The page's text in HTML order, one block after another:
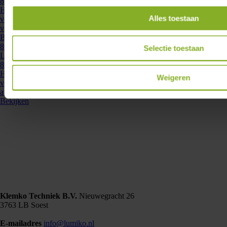
Alles toestaan
Selectie toestaan
Weigeren
Het Lumiko afdekraam duo inclusief knoppen is speciaal ontworpen
voor de Lumiko duo-dimmer en Zigbee duo-dimmer. Dit afdekraam is
volledig compatibel met de Jung ...
Bekijken
891210
Lumiko afdekking voor de duo led dimmer Peha RAL9010 wit |
891210
Het Lumiko afdekraam duo inclusief knoppen is speciaal ontworpen
voor gebruik met de Lumiko duo-dimmer en Zigbee duo-dimmer. Dit
afdekraam is volledig compatibel ...
Bekijken
Klemko Techniek B.V. Nieuwegracht 26
3763 LB Soest
E-mailadres info@lumiko.nl